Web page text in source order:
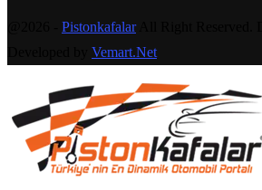
PistonkafalarAll Right Reserved.
Vemart.Net